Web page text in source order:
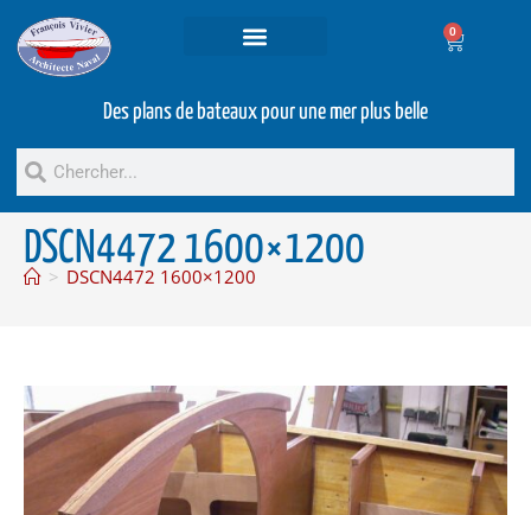
0
Des plans de bateaux pour une mer plus belle
DSCN4472 1600×1200
> DSCN4472 1600×1200